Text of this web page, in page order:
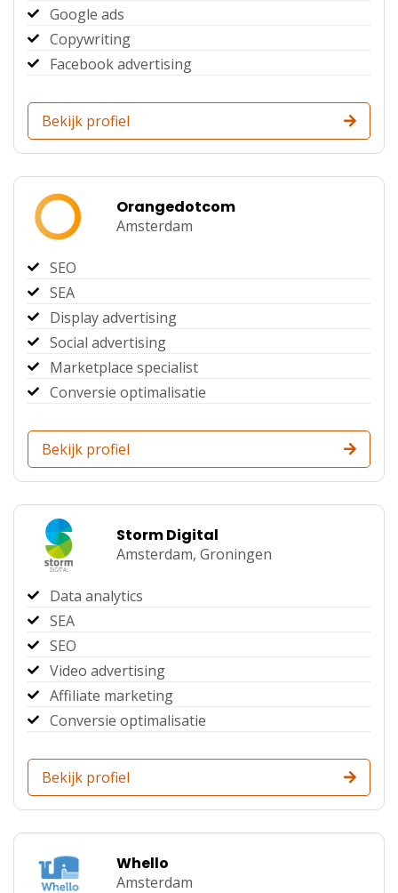
Google ads
Copywriting
Facebook advertising
Bekijk profiel
Orangedotcom
Amsterdam
SEO
SEA
Display advertising
Social advertising
Marketplace specialist
Conversie optimalisatie
Bekijk profiel
Storm Digital
Amsterdam, Groningen
Data analytics
SEA
SEO
Video advertising
Affiliate marketing
Conversie optimalisatie
Bekijk profiel
Whello
Amsterdam